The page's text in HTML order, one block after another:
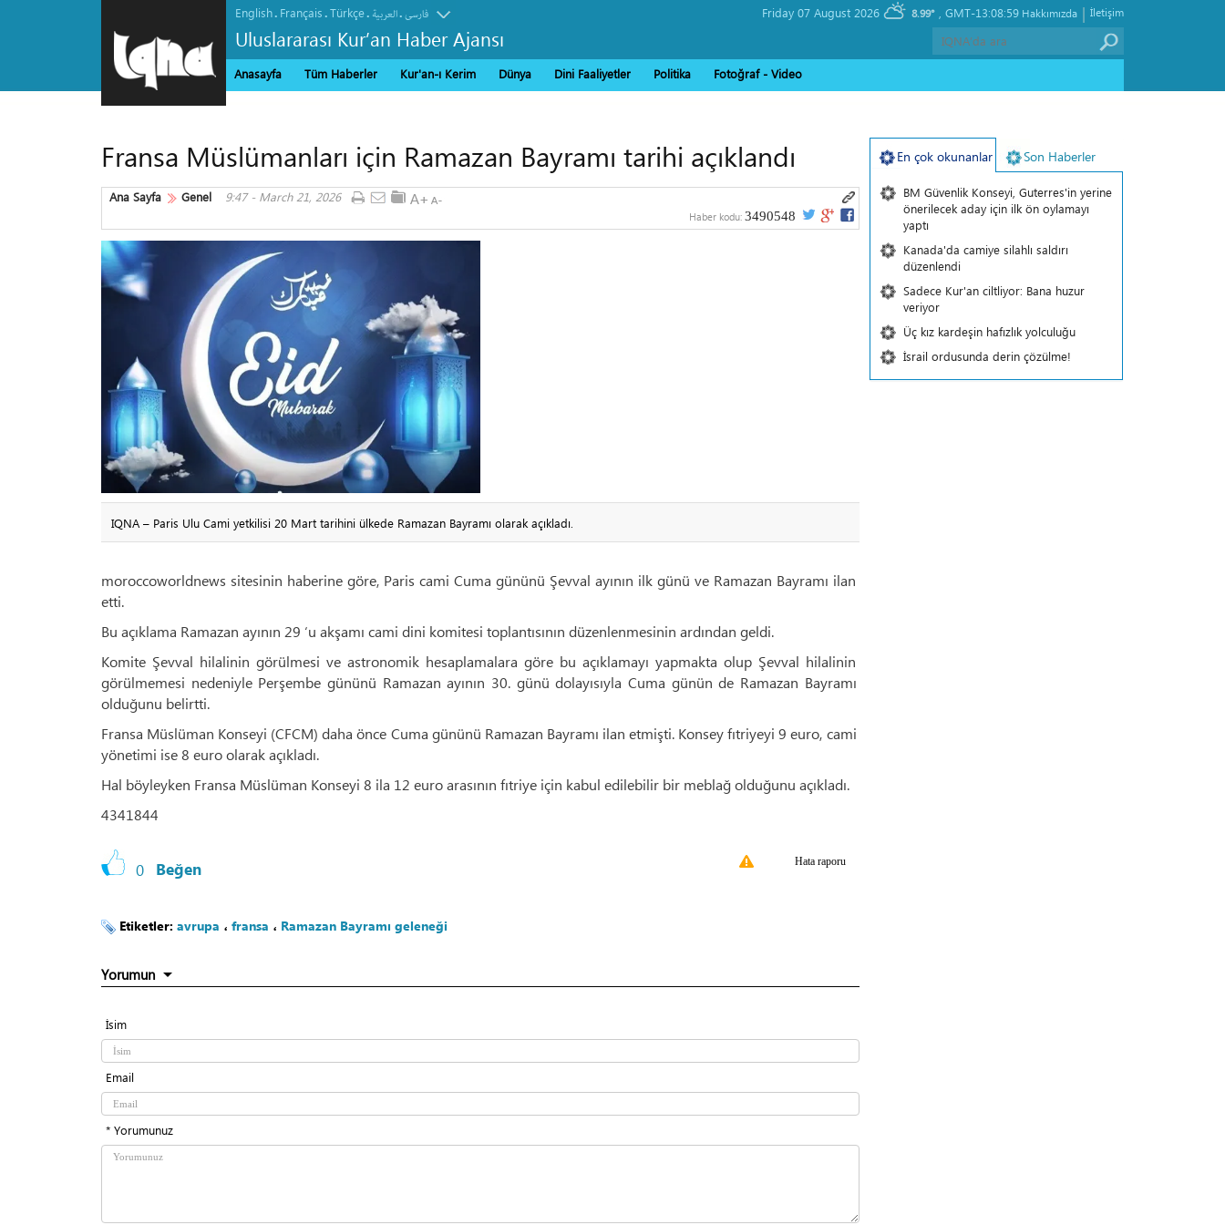
English. Français.Türkçe. العربیة.فارسی
Uluslararası Kur’an Haber Ajansı
GMT-13:08:59
8.99° İletişim
|
Hakkımızda
Anasayfa Tüm Haberler Kur'an-ı Kerim Dünya Dini Faaliyetler Politika Fotoğraf - Video
Fransa Müslümanları için Ramazan Bayramı tarihi açıklandı
Ana Sayfa Genel 9:47 - March 21, 2026
Haber kodu: 3490548
IQNA – Paris Ulu Cami yetkilisi 20 Mart tarihini ülkede Ramazan Bayramı olarak açıkladı.
moroccoworldnews sitesinin haberine göre, Paris cami Cuma gününü Şevval ayının ilk günü ve Ramazan Bayramı ilan
etti.
Bu açıklama Ramazan ayının 29 ‘u akşamı cami dini komitesi toplantısının düzenlenmesinin ardından geldi.
Komite Şevval hilalinin görülmesi ve astronomik hesaplamalara göre bu açıklamayı yapmakta olup Şevval hilalinin
görülmemesi nedeniyle Perşembe gününü Ramazan ayının 30. günü dolayısıyla Cuma günün de Ramazan Bayramı
olduğunu belirtti.
Fransa Müslüman Konseyi (CFCM) daha önce Cuma gününü Ramazan Bayramı ilan etmişti. Konsey fıtriyeyi 9 euro, cami
yönetimi ise 8 euro olarak açıkladı.
Hal böyleyken Fransa Müslüman Konseyi 8 ila 12 euro arasının fıtriye için kabul edilebilir bir meblağ olduğunu açıkladı.
4341844
0 Beğen Hata raporu
Etiketler: avrupa ، fransa ، Ramazan Bayramı geleneği
Yorumun
İsim
Email
* Yorumunuz
En çok okunanlar Son Haberler
BM Güvenlik Konseyi, Guterres'in yerine
önerilecek aday için ilk ön oylamayı
yaptı
Kanada'da camiye silahlı saldırı
düzenlendi
Sadece Kur'an ciltliyor: Bana huzur
veriyor
Üç kız kardeşin hafızlık yolculuğu
İsrail ordusunda derin çözülme!